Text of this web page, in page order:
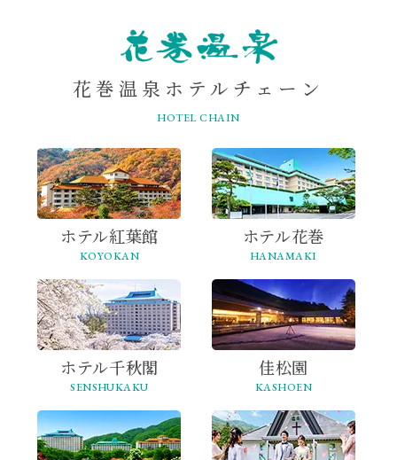
花巻温泉ホテルチェーン
HOTEL CHAIN
ホテル紅葉館
KOYOKAN
ホテル花巻
HANAMAKI
ホテル千秋閣
SENSHUKAKU
佳松園
KASHOEN